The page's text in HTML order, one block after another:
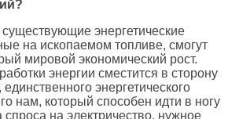
энергетические
на ископаемом топливе, смогут
мировой экономический рост.
энергии сместится в сторону
энергетического
нам, который способен идти в ногу
на электричество, нужное